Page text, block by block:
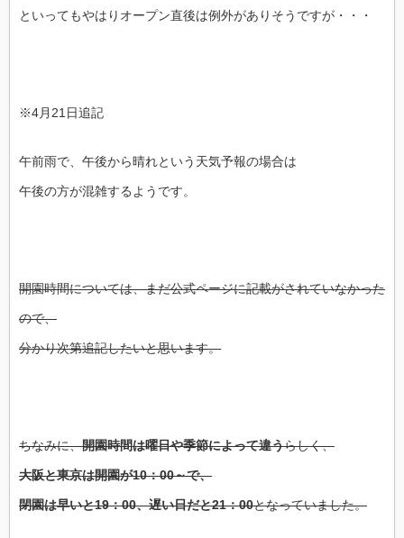
といってもやはりオープン直後は例外がありそうですが・・・
※4月21日追記
午前雨で、午後から晴れという天気予報の場合は
午後の方が混雑するようです。
開園時間については、まだ公式ページに記載がされていなかった
ので、
分かり次第追記したいと思います。
ちなみに、開園時間は曜日や季節によって違うらしく、
大阪と東京は開園が10：00～で、
閉園は早いと19：00、遅い日だと21：00となっていました。